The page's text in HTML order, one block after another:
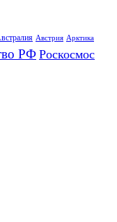
Австрия Арктика
РФ Роскосмос